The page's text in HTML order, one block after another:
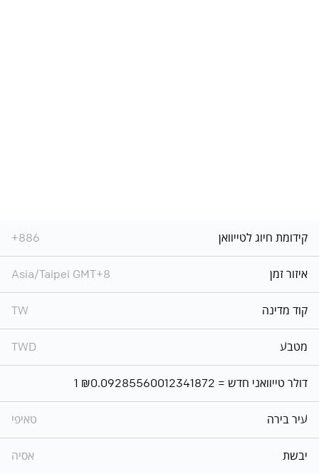
קידומת חיוג לטייוואן +886
איזור זמן Asia/Taipei GMT+8
קוד מדינה TW
מטבע TWD
1 דולר טייוואני חדש = ₪0.09285560012341872
עיר בירה טאיפי
יבשת אסיה